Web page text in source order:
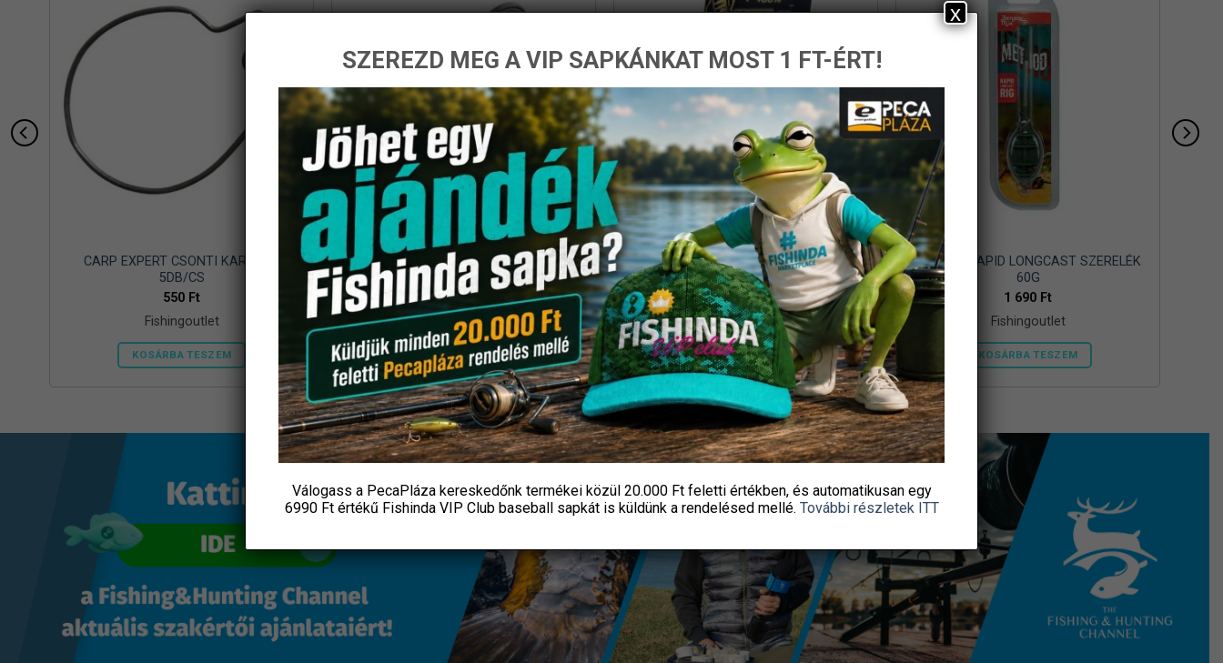
CARP EXPERT CSONTI KARIKA S
5DB/CS
550 Ft
Fishingoutlet
KOSÁRBA TESZEM
Gyűrű UKWLSG 50#
4 990Ft
Fishingoutlet
KOSÁRBA TESZEM
VILÁGÍTÓPATRON DISPLAY NIGHT
WASP 120DB
17 990Ft
Fishingoutlet
KOSÁRBA TESZEM
BENZÁR RAPID LONGCAST SZERELÉK
60G
1 690 Ft
Fishingoutlet
KOSÁRBA TESZEM
SZEREZD MEG A VIP SAPKÁNKAT MOST 1 FT-ÉRT!
Válogass a PecaPláza kereskedőnk termékei közül 20.000 Ft felettiértékben, és automatikusan egy
6990 Ft értékű Fishinda VIP Club baseball sapkátis küldünk a rendelésed mellé. További részletek ITT
x